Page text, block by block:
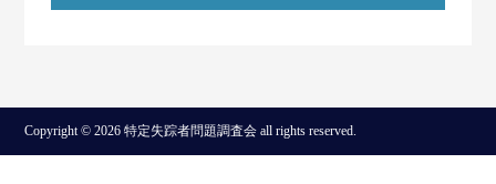
Copyright © 2026 特定失踪者問題調査会 all rights reserved.